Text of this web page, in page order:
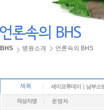
BHS 병원소개 언론속의 BHS
제목 세이프투데이｜남부소
작성자명 운영자